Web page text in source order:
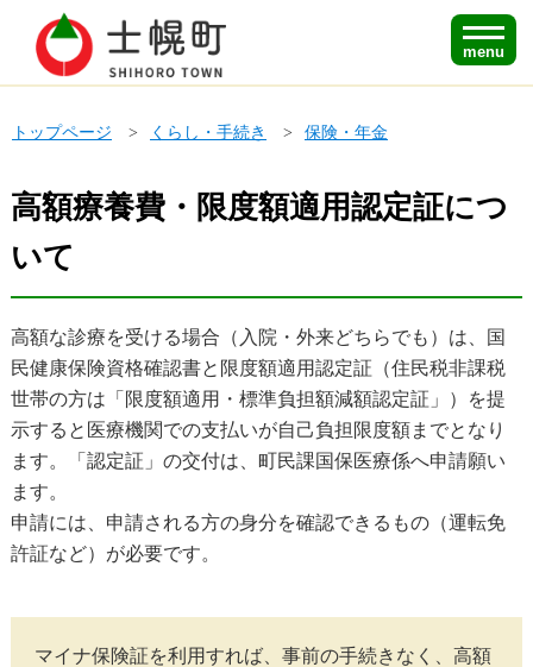
menu
トップページ くらし・手続き 保険・年金
高額療養費・限度額適用認定証につ
いて
高額な診療を受ける場合（入院・外来どちらでも）は、国
民健康保険資格確認書と限度額適用認定証（住民税非課税
世帯の方は「限度額適用・標準負担額減額認定証」）を提
示すると医療機関での支払いが自己負担限度額までとなり
ます。「認定証」の交付は、町民課国保医療係へ申請願い
ます。
申請には、申請される方の身分を確認できるもの（運転免
許証など）が必要です。
マイナ保険証を利用すれば、事前の手続きなく、高額